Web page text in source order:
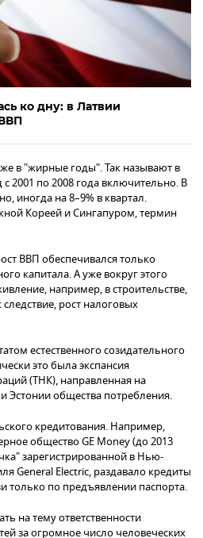
ко дну: в Латвии
в "жирные годы". Так называют в
2001 по 2008 года включительно. В
иногда на 8–9% в квартал.
Кореей и Сингапуром, термин
ВВП обеспечивался только
капитала. А уже вокруг этого
например, в строительстве,
рост налоговых
естественного созидательного
это была экспансия
(ТНК), направленная на
Эстонии общества потребления.
кредитования. Например,
общество GE Money (до 2013
зарегистрированной в Нью-
General Electric, раздавало кредиты
только по предъявлении паспорта.
на тему ответственности
за огромное число человеческих